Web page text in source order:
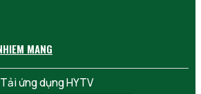
Tải ứng dụng HYTV